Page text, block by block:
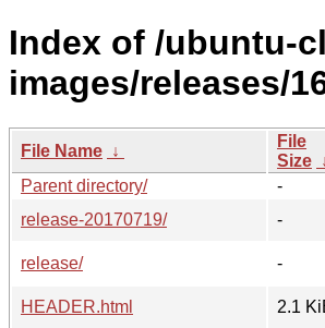
Index of /ubuntu-
images/releases/
File Name ↓
File
Size
Parent directory/
-
release-20170719/
-
release/
-
HEADER.html
2.1